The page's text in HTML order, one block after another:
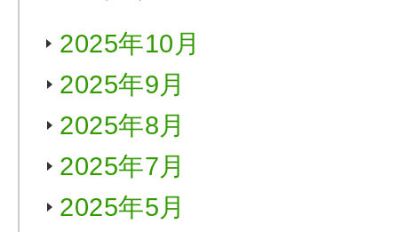
2025年10月
2025年9月
2025年8月
2025年7月
2025年5月